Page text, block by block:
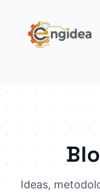
Ideas,